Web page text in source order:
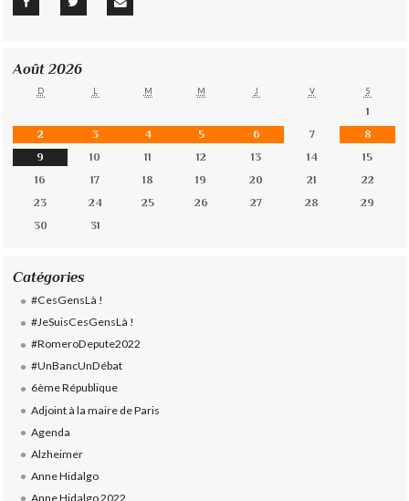
Août 2026
D L M M J V S
1
2
3 4 5 6 7
8
9
10 11 12 13 14
15
16
17 18 19 20 21
22
23
24 25 26 27 28
29
30
31
Catégories
#CesGensLà !
#JeSuisCesGensLà !
#RomeroDepute2022
#UnBancUnDébat
6ème République
Adjoint à la maire de Paris
Agenda
Alzheimer
Anne Hidalgo
Anne Hidalgo 2022